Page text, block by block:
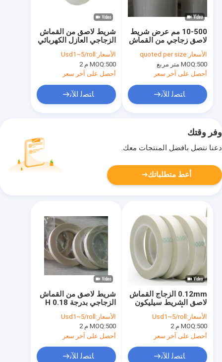
شريط لاصق من القماش
الزجاجي العازل الكهربائي
H 0.18mm
الأسعار: Usd1~5/roll
MOQ:500 م 2
أحصل على آخر سعر
ﺎﺘﺼﻟ ﺍﻶﻧ
10-500 مم عرض شريط
لاصق زجاجي من القماش
الحرارة العالية
الأسعار:quoted per size
MOQ:500 متر مربع
أحصل على آخر سعر
ﺎﺘﺼﻟ ﺍﻶﻧ
وفر وقتك
دعنا نتصل بأفضل المنتجات معك.
أعط متطلباتك
شريط لاصق من القماش
الزجاجي بدرجة H 0.18
مم للعزل الكهربائي
الأسعار: Usd1~5/roll
MOQ:500 م 2
أحصل على آخر سعر
ﺎﺘﺼﻟ ﺍﻶﻧ
0.12mm الزجاج القماش
لاصق الشريط سيليكون
لاصق الألياف الزجاجية
القماش
الأسعار: Usd1~5/roll
MOQ:500 م 2
أحصل على آخر سعر
ﺎﺘﺼﻟ ﺍﻶﻧ